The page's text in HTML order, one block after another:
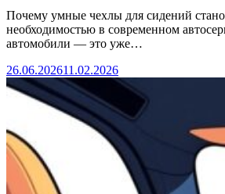
Почему умные чехлы для сидений
необходимостью в современном
автомобили — это уже…
26.06.202611.02.2026